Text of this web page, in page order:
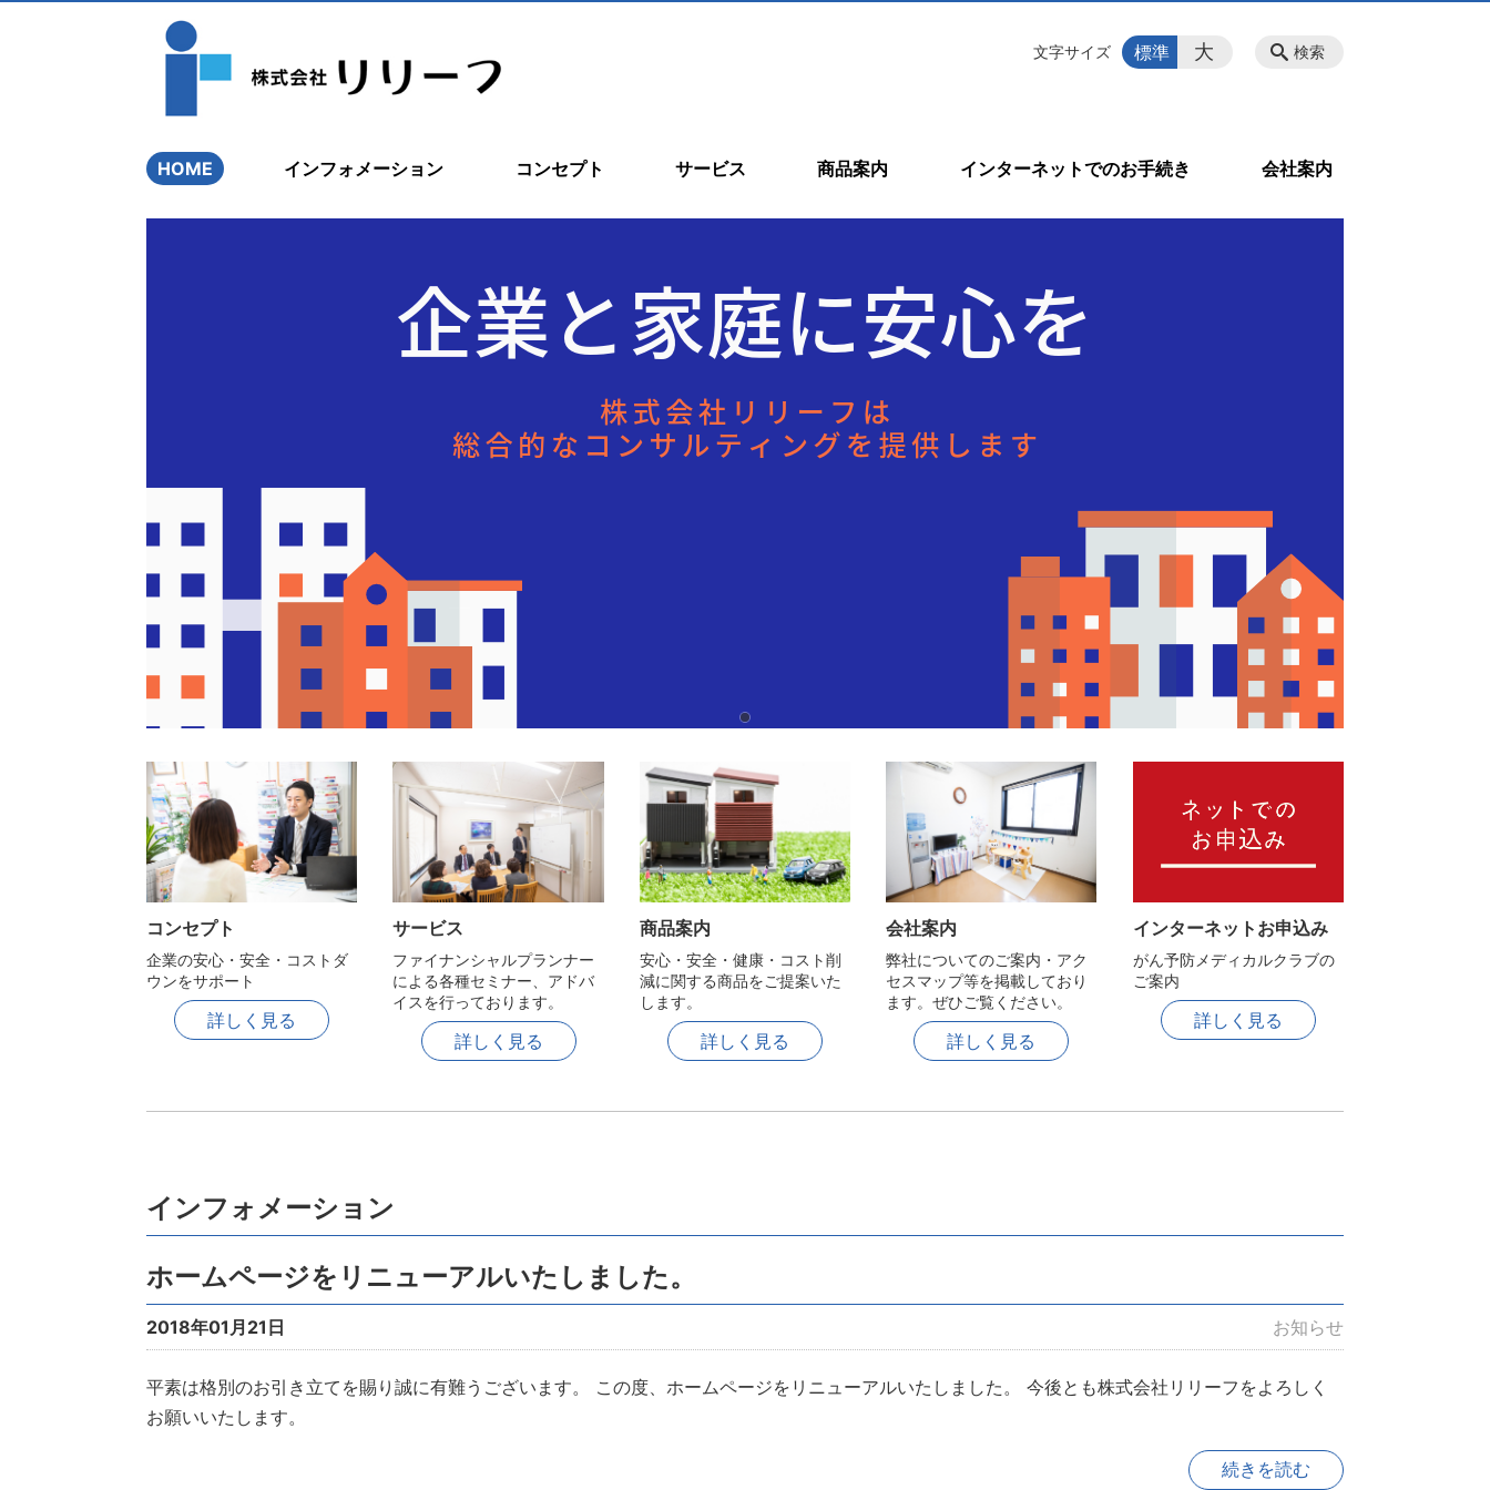
HOME インフォメーション コンセプト サービス 商品案内 インターネットでのお手続き 会社案内
検索
文字サイズ 標準 大
コンセプト
企業の安心・安全・コストダ
ウンをサポート
詳しく見る
サービス
ファイナンシャルプランナー
による各種セミナー、アドバ
イスを行っております。
詳しく見る
商品案内
安心・安全・健康・コスト削
減に関する商品をご提案いた
します。
詳しく見る
会社案内
弊社についてのご案内・アク
セスマップ等を掲載しており
ます。ぜひご覧ください。
詳しく見る
インターネットお申込み
がん予防メディカルクラブの
ご案内
詳しく見る
インフォメーション
ホームページをリニューアルいたしました。
2018年01月21日 お知らせ
平素は格別のお引き立てを賜り誠に有難うございます。 この度、ホームページをリニューアルいたしました。 今後とも株式会社リリーフをよろしく
お願いいたします。
続きを読む